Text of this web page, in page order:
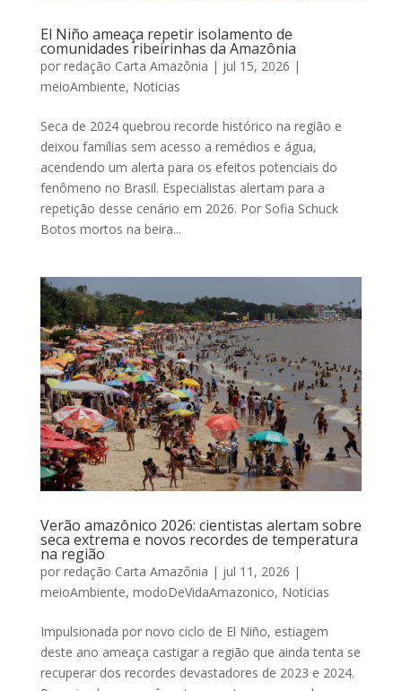
El Niño ameaça repetir isolamento de
comunidades ribeirinhas da Amazônia
por redação Carta Amazônia | jul 15, 2026 |
meioAmbiente, Noticias
Seca de 2024 quebrou recorde histórico na região e
deixou famílias sem acesso a remédios e água,
acendendo um alerta para os efeitos potenciais do
fenômeno no Brasil. Especialistas alertam para a
repetição desse cenário em 2026. Por Sofia Schuck
Botos mortos na beira...
Verão amazônico 2026: cientistas alertam sobre
seca extrema e novos recordes de temperatura
na região
por redação Carta Amazônia | jul 11, 2026 |
meioAmbiente, modoDeVidaAmazonico, Noticias
Impulsionada por novo ciclo de El Niño, estiagem
deste ano ameaça castigar a região que ainda tenta se
recuperar dos recordes devastadores de 2023 e 2024.